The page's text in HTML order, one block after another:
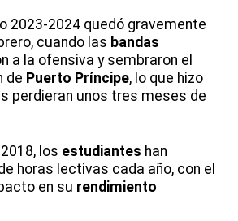
2023-2024 quedó gravemente
cuando las bandas
a la ofensiva y sembraron el
de Puerto Príncipe, lo que hizo
perdieran unos tres meses de
los estudiantes han
horas lectivas cada año, con el
en su rendimiento